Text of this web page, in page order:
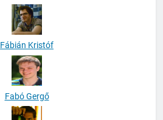
Fábián Kristóf
Fabó Gergő